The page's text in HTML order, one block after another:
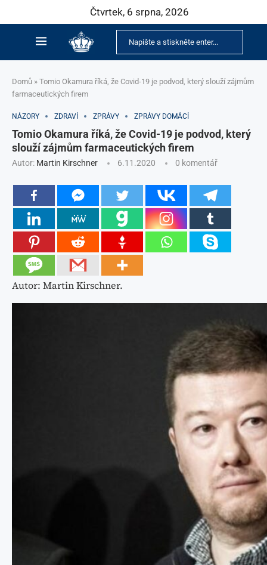
Čtvrtek, 6 srpna, 2026
Domů » Tomio Okamura říká, že Covid-19 je podvod, který slouží zájmům
farmaceutických firem
NÁZORY ZDRAVÍ ZPRÁVY ZPRÁVY DOMÁCÍ
Tomio Okamura říká, že Covid-19 je podvod, který
slouží zájmům farmaceutických firem
Autor: Martin Kirschner 6.11.2020 0 komentář
Autor: Martin Kirschner.